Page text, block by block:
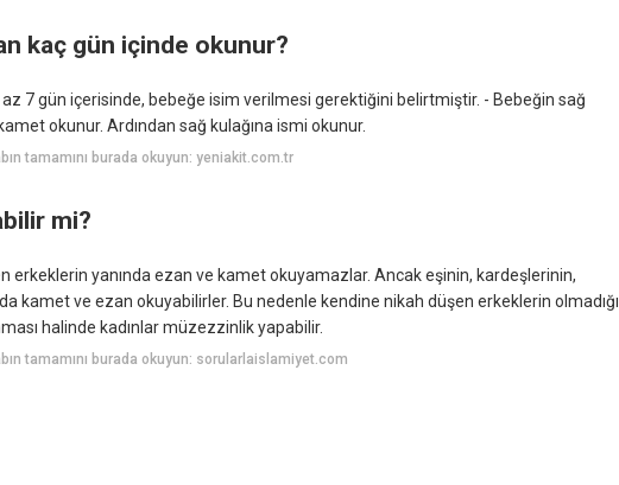
kaç gün içinde okunur?
7 gün içerisinde, bebeğe isim verilmesi gerektiğini belirtmiştir. - Bebeğin sağ
okunur. Ardından sağ kulağına ismi okunur.
tamamını burada okuyun: yeniakit.com.tr
mi?
erkeklerin yanında ezan ve kamet okuyamazlar. Ancak eşinin, kardeşlerinin,
kamet ve ezan okuyabilirler. Bu nedenle kendine nikah düşen erkeklerin olmadığı
halinde kadınlar müzezzinlik yapabilir.
tamamını burada okuyun: sorularlaislamiyet.com